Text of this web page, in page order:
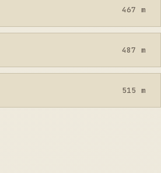
467 m
487 m
515 m